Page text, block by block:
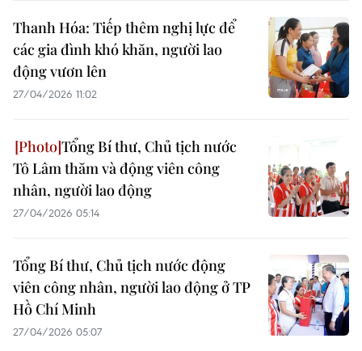
Thanh Hóa: Tiếp thêm nghị lực để
các gia đình khó khăn, người lao
động vươn lên
27/04/2026 11:02
Tổng Bí thư, Chủ tịch nước
Tô Lâm thăm và động viên công
nhân, người lao động
27/04/2026 05:14
Tổng Bí thư, Chủ tịch nước động
viên công nhân, người lao động ở TP
Hồ Chí Minh
27/04/2026 05:07